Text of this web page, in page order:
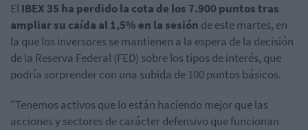
ElIBEX 35 ha perdido la cota de los 7.900 puntos tras
ampliar su caída al 1,5% en la sesión de este martes, en
la que los inversores se mantienen a la espera de la decisión
de la Reserva Federal (FED) sobre los tipos de interés, que
podría sorprender con una subida de 100 puntos básicos.
"Tenemos activos que lo están haciendo mejor que las
acciones y sectores de carácter defensivo que funcionan